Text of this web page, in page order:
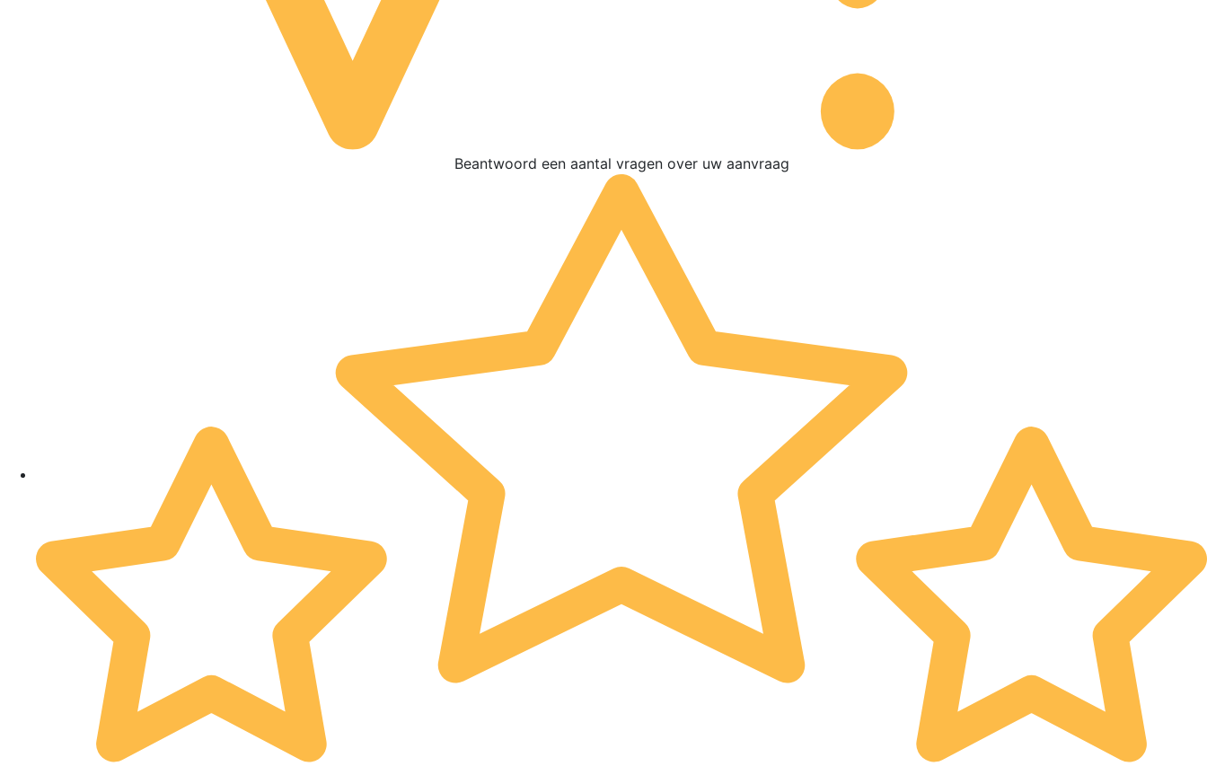
Beantwoord een aantal vragen over uw aanvraag